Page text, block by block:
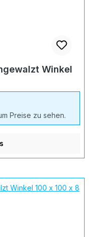
Winkel
Preise zu sehen.